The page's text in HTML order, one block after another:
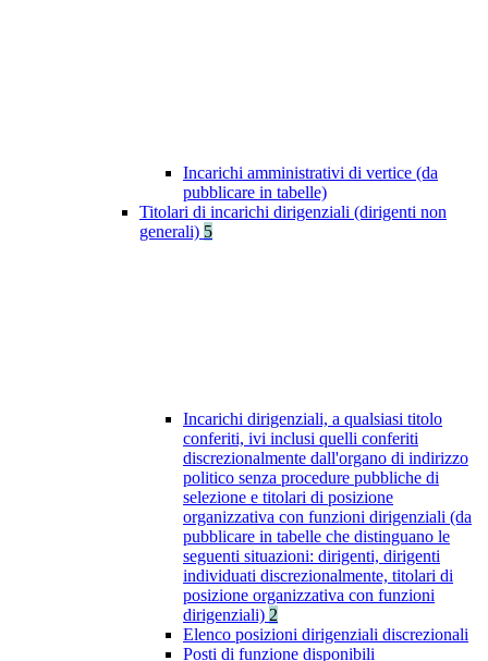
Incarichi amministrativi di vertice (da
pubblicare in tabelle)
Titolari di incarichi dirigenziali (dirigenti non
generali) 5
Incarichi dirigenziali, a qualsiasi titolo
conferiti, ivi inclusi quelli conferiti
discrezionalmente dall'organo di indirizzo
politico senza procedure pubbliche di
selezione e titolari di posizione
organizzativa con funzioni dirigenziali (da
pubblicare in tabelle che distinguano le
seguenti situazioni: dirigenti, dirigenti
individuati discrezionalmente, titolari di
posizione organizzativa con funzioni
dirigenziali) 2
Elenco posizioni dirigenziali discrezionali
Posti di funzione disponibili